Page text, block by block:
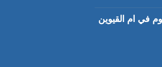
في ام القيوين